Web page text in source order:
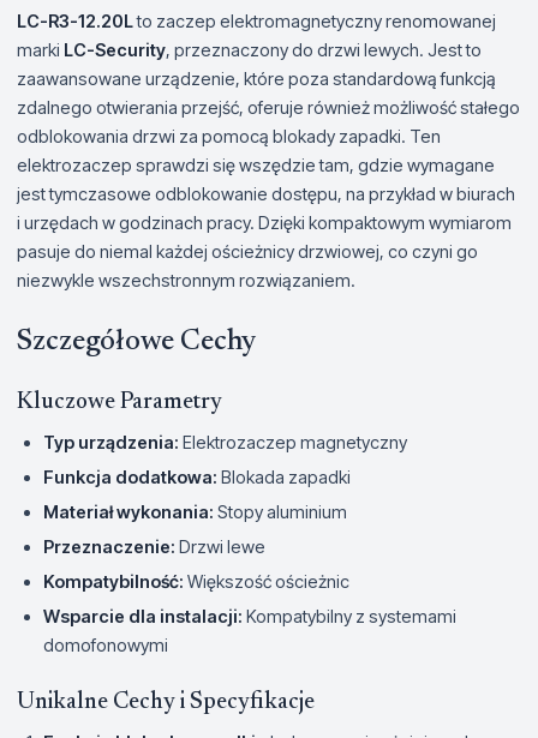
LC-R3-12.20Lto zaczep elektromagnetyczny renomowanej
marki LC-Security, przeznaczony do drzwi lewych. Jest to
zaawansowane urządzenie, które poza standardową funkcją
zdalnego otwierania przejść, oferuje również możliwość stałego
odblokowania drzwi za pomocą blokady zapadki. Ten
elektrozaczep sprawdzi się wszędzie tam, gdzie wymagane
jest tymczasowe odblokowanie dostępu, na przykład w biurach
i urzędach w godzinach pracy. Dzięki kompaktowym wymiarom
pasuje do niemal każdej ościeżnicy drzwiowej, co czyni go
niezwykle wszechstronnym rozwiązaniem.
Szczegółowe Cechy
Kluczowe Parametry
Typ urządzenia: Elektrozaczep magnetyczny
Funkcja dodatkowa: Blokada zapadki
Materiał wykonania: Stopy aluminium
Przeznaczenie: Drzwi lewe
Kompatybilność: Większość ościeżnic
Wsparcie dla instalacji: Kompatybilny z systemami
domofonowymi
Unikalne Cechy i Specyfikacje